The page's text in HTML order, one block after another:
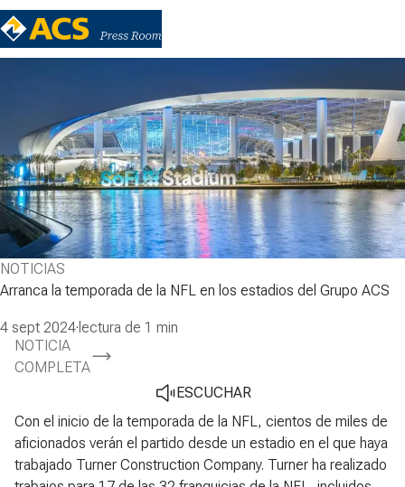
NOTICIAS
Arranca la temporada de la NFL en los estadios del Grupo ACS
4 sept 2024· lectura de 1 min
NOTICIA
COMPLETA
ESCUCHAR
Con el inicio de la temporada de la NFL, cientos de miles de
aficionados verán el partido desde un estadio en el que haya
trabajado Turner Construction Company. Turner ha realizado